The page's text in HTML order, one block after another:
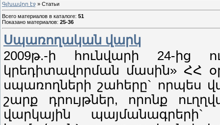
Գլխավոր էջ » Статьи
Всего материалов в каталоге: 51
Показано материалов: 25-36
Սպառողական վարկ
2009թ.-ի հունվարի 24-
կրեդիտավորման մասին» ՀՀ
սպառողների շահերը` որպես
շարք դրույթներ, որոնք
վարկային պայմանագրերի`